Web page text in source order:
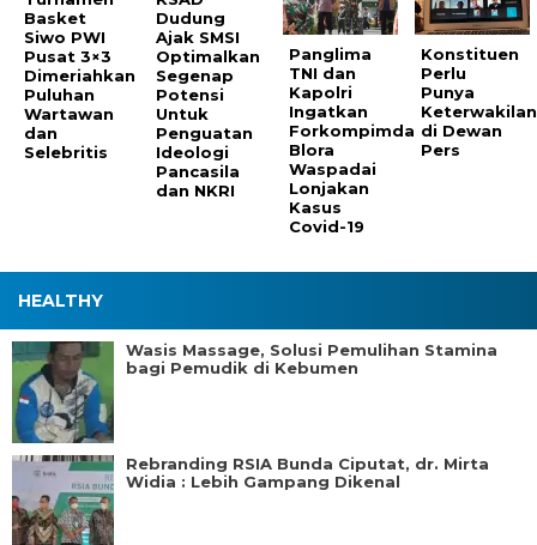
Basket
Siwo PWI
Pusat 3×3
Dimeriahkan
Puluhan
Wartawan
dan
Selebritis
Dudung
Ajak SMSI
Optimalkan
Segenap
Potensi
Untuk
Penguatan
Ideologi
Pancasila
dan NKRI
Panglima
TNI dan
Kapolri
Ingatkan
Forkompimda
Blora
Waspadai
Lonjakan
Kasus
Covid-19
Konstituen
Perlu
Punya
Keterwakilan
di Dewan
Pers
HEALTHY
Wasis Massage, Solusi Pemulihan Stamina
bagi Pemudik di Kebumen
Rebranding RSIA Bunda Ciputat, dr. Mirta
Widia : Lebih Gampang Dikenal